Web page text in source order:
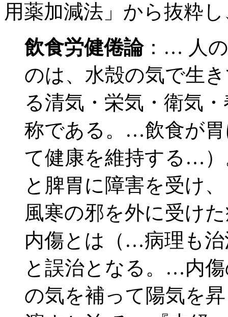
用薬加減法」から抜粋
飲食労健倦論：… 人
のは、水殻の気で生
る清気・栄気・衛気
称である。…飲食が
て健康を維持する…
と脾胃に障害を受け
風寒の邪を外に受け
内傷とは（…病理も
と誤治となる。…内
の気を補って陽気を